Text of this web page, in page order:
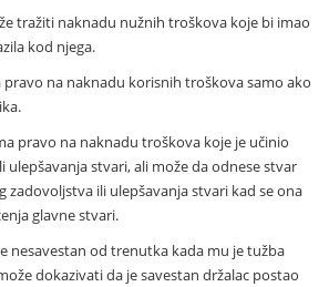
tražiti naknadu nužnih troškova koje bi imao
kod njega.
pravo na naknadu korisnih troškova samo ako
pravo na naknadu troškova koje je učinio
ulepšavanja stvari, ali može da odnese stvar
zadovoljstva ili ulepšavanja stvari kad se ona
glavne stvari.
nesavestan od trenutka kada mu je tužba
dokazivati da je savestan držalac postao